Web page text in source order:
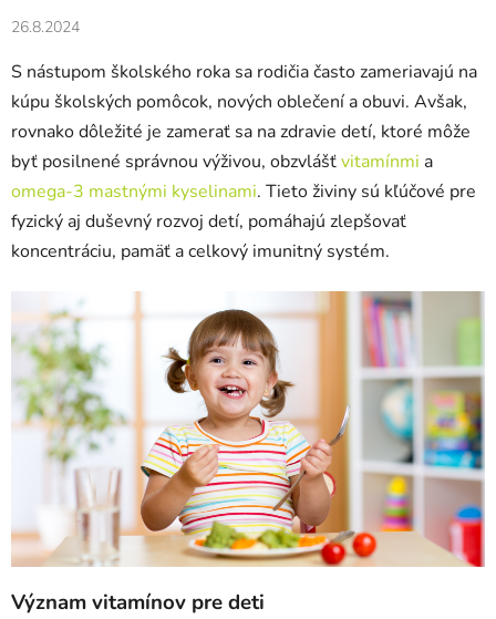
26.8.2024
S nástupom školského roka sa rodičia často zameriavajú na
kúpu školských pomôcok, nových oblečení a obuvi. Avšak,
rovnako dôležité je zamerať sa na zdravie detí, ktoré môže
byť posilnené správnou výživou, obzvlášťvitamínmi a
omega-3 mastnými kyselinami. Tieto živiny sú kľúčové pre
fyzický aj duševný rozvoj detí, pomáhajú zlepšovať
koncentráciu, pamäť a celkový imunitný systém.
Význam vitamínov pre deti